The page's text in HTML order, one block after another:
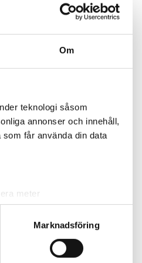
Om
teknologi såsom
annonser och innehåll,
får använda din data
meter
. Du kan ändra
Marknadsföring